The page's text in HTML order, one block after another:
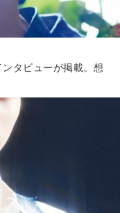
タビューが掲載。想